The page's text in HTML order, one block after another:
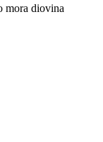
mora diovina